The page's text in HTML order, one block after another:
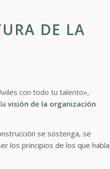
DE LA
con todo tu talento»,
visión de la organización
se sostenga, se
los principios de los que habla